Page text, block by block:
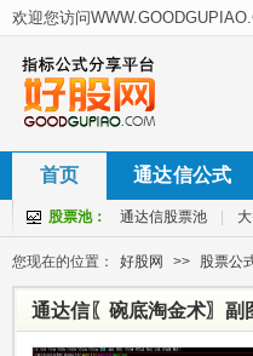
首页 通达信公式
股票池： 通达信股票池
您现在的位置： 好股网 >> 股票公
通达信〖碗底淘金术〗副